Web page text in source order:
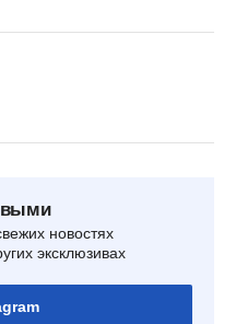
новостях
эксклюзивах